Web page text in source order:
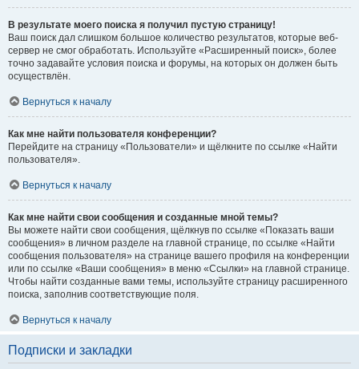
В результате моего поиска я получил пустую страницу!
Ваш поиск дал слишком большое количество результатов, которые веб-
сервер не смог обработать. Используйте «Расширенный поиск», более
точно задавайте условия поиска и форумы, на которых он должен быть
осуществлён.
Вернуться к началу
Как мне найти пользователя конференции?
Перейдите на страницу «Пользователи» и щёлкните по ссылке «Найти
пользователя».
Вернуться к началу
Как мне найти свои сообщения и созданные мной темы?
Вы можете найти свои сообщения, щёлкнув по ссылке «Показать ваши
сообщения» в личном разделе на главной странице, по ссылке «Найти
сообщения пользователя» на странице вашего профиля на конференции
или по ссылке «Ваши сообщения» в меню «Ссылки» на главной странице.
Чтобы найти созданные вами темы, используйте страницу расширенного
поиска, заполнив соответствующие поля.
Вернуться к началу
Подписки и закладки